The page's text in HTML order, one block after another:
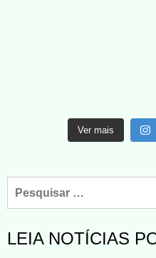
Ver mais
LEIA NOTÍCIAS